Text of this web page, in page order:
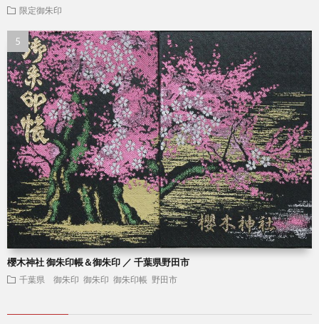
限定御朱印
櫻木神社 御朱印帳＆御朱印 ／ 千葉県野田市
千葉県 御朱印 御朱印 御朱印帳 野田市